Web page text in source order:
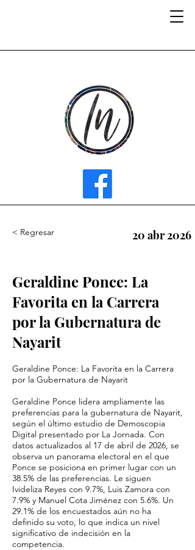
< Regresar 20 abr 2026
Geraldine Ponce: La
Favorita en la Carrera
por la Gubernatura de
Nayarit
Geraldine Ponce: La Favorita en la Carrera
por la Gubernatura de Nayarit
Geraldine Ponce lidera ampliamente las
preferencias para la gubernatura de Nayarit,
según el último estudio de Demoscopia
Digital presentado por La Jornada. Con
datos actualizados al 17 de abril de 2026, se
observa un panorama electoral en el que
Ponce se posiciona en primer lugar con un
38.5% de las preferencias. Le siguen
Ivideliza Reyes con 9.7%, Luis Zamora con
7.9% y Manuel Cota Jiménez con 5.6%. Un
29.1% de los encuestados aún no ha
definido su voto, lo que indica un nivel
significativo de indecisión en la
competencia.